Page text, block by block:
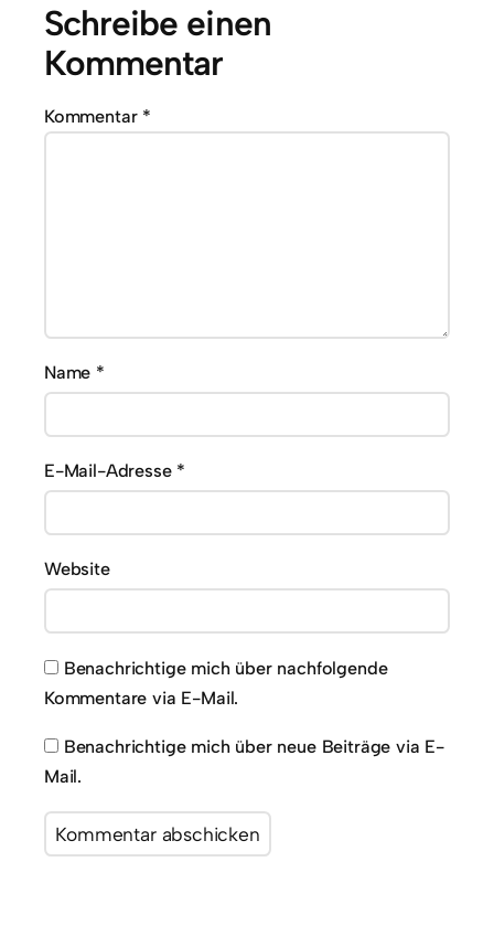
Schreibe einen
Kommentar
Kommentar *
Name *
E-Mail-Adresse *
Website
Benachrichtige mich über nachfolgende
Kommentare via E-Mail.
Benachrichtige mich über neue Beiträge via E-
Mail.